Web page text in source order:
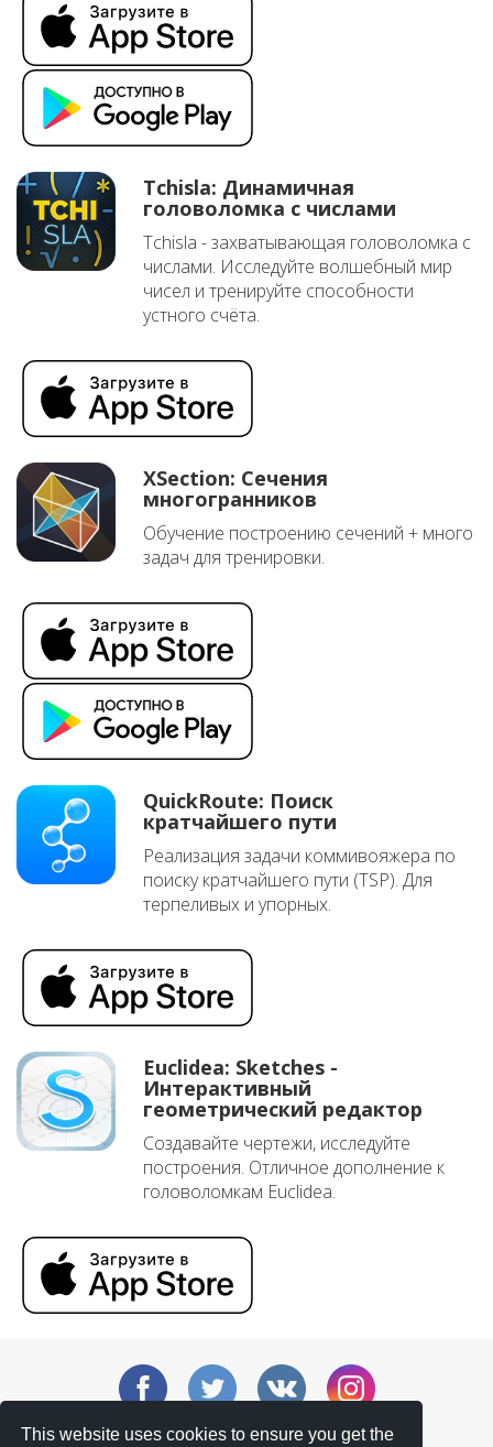
This website uses cookies to ensure you get the
Tchisla: Динамичная
головоломка с числами
Tchisla - захватывающая головоломка с
числами. Исследуйте волшебный мир
чисел и тренируйте способности
устного счёта.
XSection: Сечения
многогранников
Обучение построению сечений + много
задач для тренировки.
QuickRoute: Поиск
кратчайшего пути
Реализация задачи коммивояжера по
поиску кратчайшего пути (TSP). Для
терпеливых и упорных.
Euclidea: Sketches -
Интерактивный
геометрический редактор
Создавайте чертежи, исследуйте
построения. Отличное дополнение к
головоломкам Euclidea.